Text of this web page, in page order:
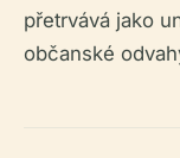
přetrvává jako
občanské